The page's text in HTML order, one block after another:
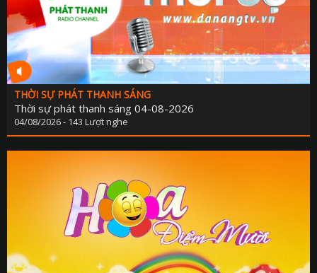
THỜI SỰ PHÁT THANH SÁNG
Thời sự phát thanh sáng 04-08-2026
04/08/2026 - 143 Lượt nghe